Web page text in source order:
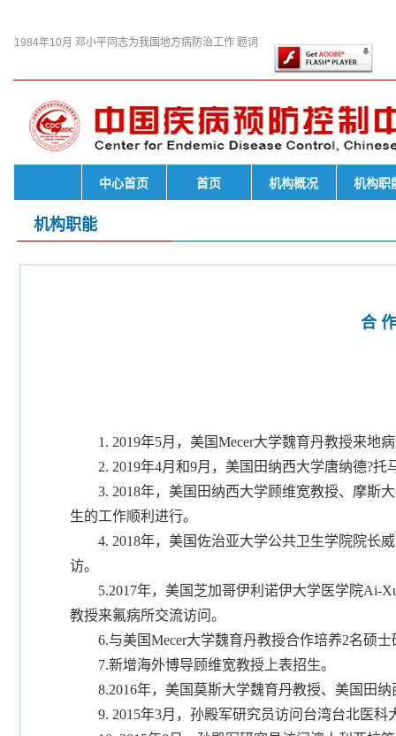
1984年10月 邓小平同志为我国地方病防治工作 题词
中心首页 首页 机构概况 机构职
机构职能
合
1. 2019年5月，美国Mecer大学魏育丹教授来地
2. 2019年4月和9月，美国田纳西大学唐纳德?托
3. 2018年，美国田纳西大学顾维宽教授、摩斯
生的工作顺利进行。
4. 2018年，美国佐治亚大学公共卫生学院院长
访。
5.2017年，美国芝加哥伊利诺伊大学医学院Ai-
教授来氟病所交流访问。
6.与美国Mecer大学魏育丹教授合作培养2名
7.新增海外博导顾维宽教授上表招生。
8.2016年，美国莫斯大学魏育丹教授、美国田纳
9. 2015年3月，孙殿军研究员访问台湾台北医科